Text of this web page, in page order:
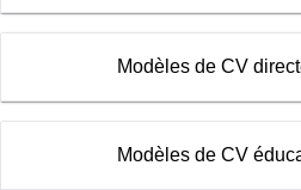
Modèles de CV
Modèles de CV